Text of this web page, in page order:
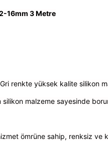
16mm 3 Metre
Gri renkte yüksek kalite silikon
malzeme sayesinde
ömrüne sahip, renksiz ve